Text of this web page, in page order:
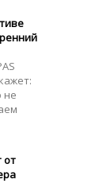
не
от